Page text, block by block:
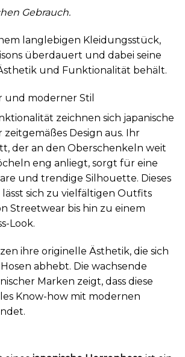
Gebrauch.
langlebigen Kleidungsstück,
überdauert und dabei seine
und Funktionalität behält.
und moderner Stil
zeichnen sich japanische
Design aus. Ihr
der an den Oberschenkeln weit
eng anliegt, sorgt für eine
und trendige Silhouette. Dieses
sich zu vielfältigen Outfits
Streetwear bis hin zu einem
Look.
ihre originelle Ästhetik, die sich
abhebt. Die wachsende
Marken zeigt, dass diese
Know-how mit modernen